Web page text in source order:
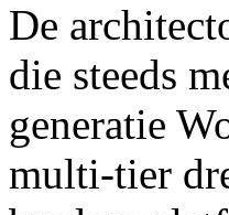
De
die steeds
generatie
multi-tier